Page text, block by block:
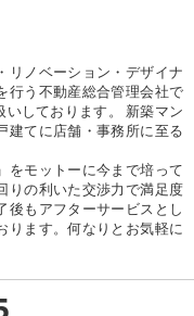
リノベーション・デザイナ
行う不動産総合管理会社で
しております。 新築マン
建てに店舗・事務所に至る
をモットーに今まで培って
りの利いた交渉力で満足度
後もアフターサービスとし
ります。何なりとお気軽に